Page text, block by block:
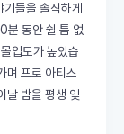
들을 솔직하게
분 동안 쉴 틈 없
입도가 높았습
며 프로 아티스
날 밤을 평생 잊